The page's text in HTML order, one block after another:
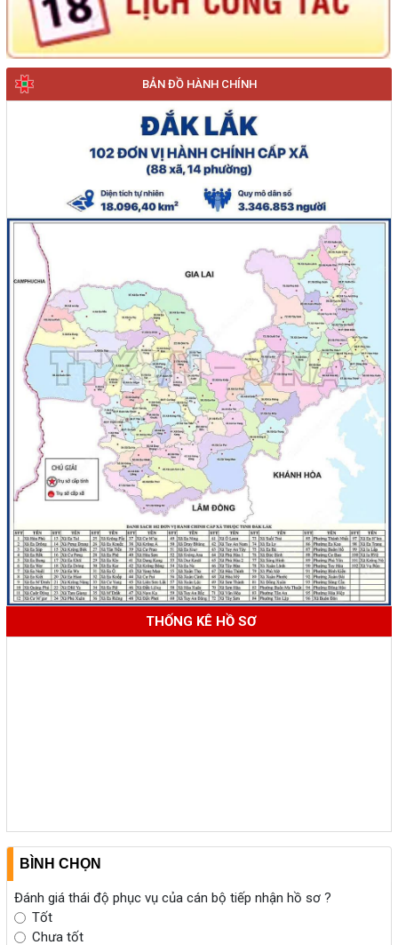
BẢN ĐỒ HÀNH CHÍNH
THỐNG KÊ HỒ SƠ
BÌNH CHỌN
Đánh giá thái độ phục vụ của cán bộ tiếp nhận hồ sơ ?
Tốt
Chưa tốt